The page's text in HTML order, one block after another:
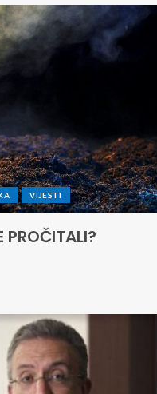
VIJESTI
PROČITALI?